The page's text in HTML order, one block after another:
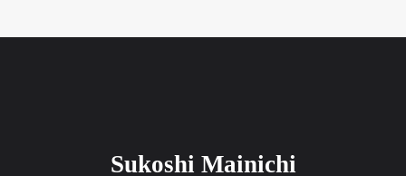
Sukoshi Mainichi